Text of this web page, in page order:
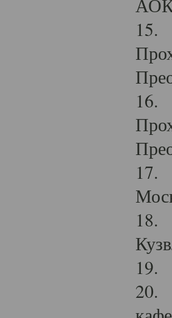
15.
16.
17.
18.
19.
20.